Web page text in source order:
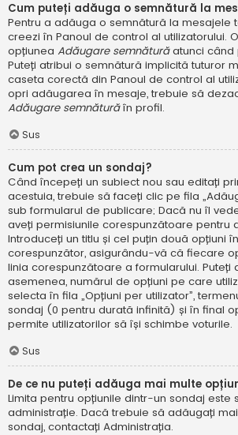
Cum puteți adăuga o semnătură la
Pentru a adăuga o semnătură la mesajele
creezi în Panoul de control al utilizatorului.
opțiunea Adăugare semnăturăatunci când
Puteți atribui o semnătură implicită tuturor
caseta corectă din Panoul de control al
opri adăugarea în mesaje, trebuie să
Adăugare semnăturăîn profil.
Sus
Cum pot crea un sondaj?
Când începeți un subiect nou sau editați
acestuia, trebuie să faceți clic pe fila
sub formularul de publicare; Dacă nu îl
aveți permisiunile corespunzătoare pentru
Introduceți un titlu și cel puțin două opțiuni
corespunzător, asigurându-vă că fiecare
linia corespunzătoare a formularului. Puteți
asemenea, numărul de opțiuni pe care
selecta în fila „Opțiuni per utilizator”,
sondaj (0 pentru durată infinită) și în final
permite utilizatorilor să își schimbe voturile.
Sus
De ce nu puteți adăuga mai multe
Limita pentru opțiunile dintr-un sondaj este
administrație. Dacă trebuie să adăugați
sondaj, contactați Administrația.